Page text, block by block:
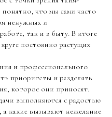
что мы сами часто
ненужных и
так и в быту. В итоге
постоянно растущих
и профессионального
приоритеты и разделять
которое они приносят.
выполняются с радостью
а какие вызывают нежелание